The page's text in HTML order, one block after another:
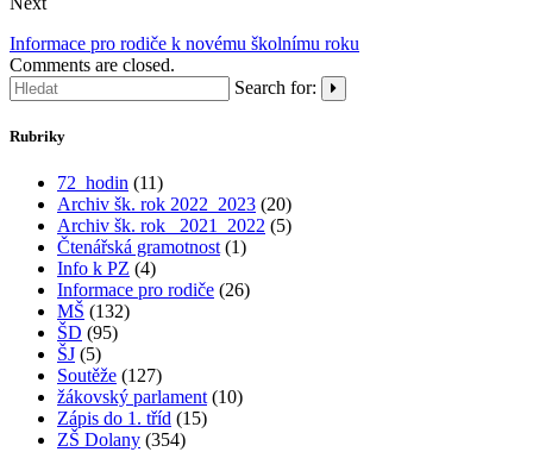
Informace pro rodiče k novému školnímu roku
Comments are closed.
Search for:
Rubriky
72_hodin (11)
Archiv šk. rok 2022_2023 (20)
Archiv šk. rok_ 2021_2022 (5)
Čtenářská gramotnost (1)
Info k PZ (4)
Informace pro rodiče (26)
MŠ (132)
ŠD (95)
ŠJ (5)
Soutěže (127)
žákovský parlament (10)
Zápis do 1. tříd (15)
ZŠ Dolany (354)